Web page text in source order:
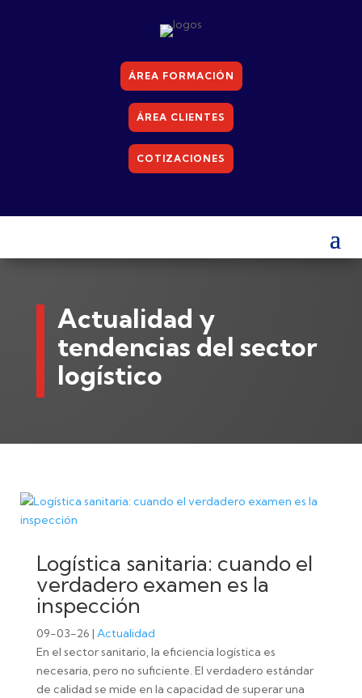
ÁREA FORMACIÓN
ÁREA CLIENTES
COTIZACIONES
Actualidad y
tendencias del sector
logístico
Logística sanitaria: cuando el
verdadero examen es la
inspección
09-03-26 | Actualidad
En el sector sanitario, la eficiencia logística es
necesaria, pero no suficiente. El verdadero estándar
de calidad se mide en la capacidad de superar una